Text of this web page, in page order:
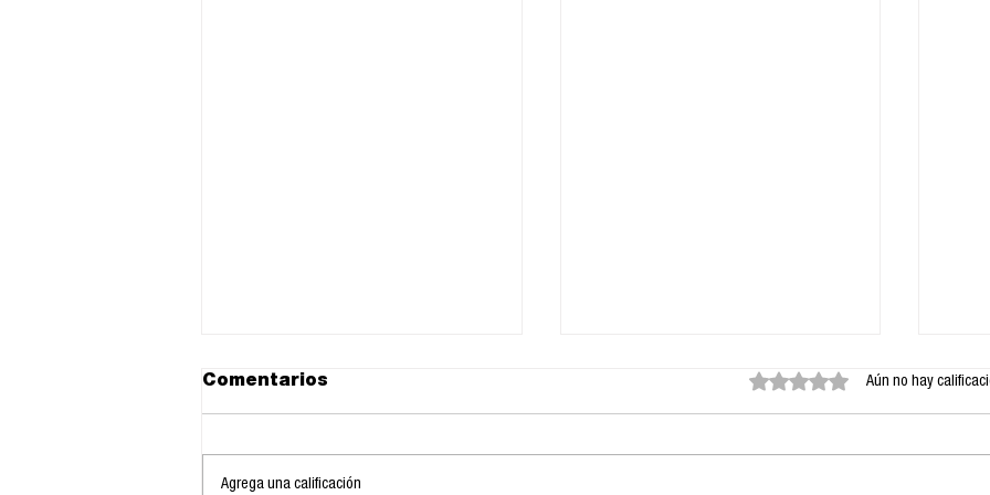
Comentarios Obtuvo 0 de 5 estrellas.
Aún no hay
Agrega una calificación